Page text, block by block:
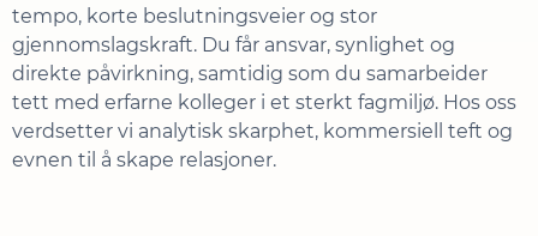
tempo, korte beslutningsveier og stor
gjennomslagskraft. Du får ansvar, synlighet og
direkte påvirkning, samtidig som du samarbeider
tett med erfarne kolleger i et sterkt fagmiljø. Hos oss
verdsetter vi analytisk skarphet, kommersiell teft og
evnen til å skape relasjoner.